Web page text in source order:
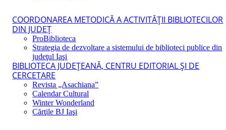
COORDONAREA METODICĂ A ACTIVITĂŢII BIBLIOTECILOR
DIN JUDEŢ
ProBiblioteca
Strategia de dezvoltare a sistemului de biblioteci publice din
judeţul Iaşi
BIBLIOTECA JUDEŢEANĂ, CENTRU EDITORIAL ŞI DE
CERCETARE
Revista „Asachiana”
Calendar Cultural
Winter Wonderland
Cărţile BJ Iaşi